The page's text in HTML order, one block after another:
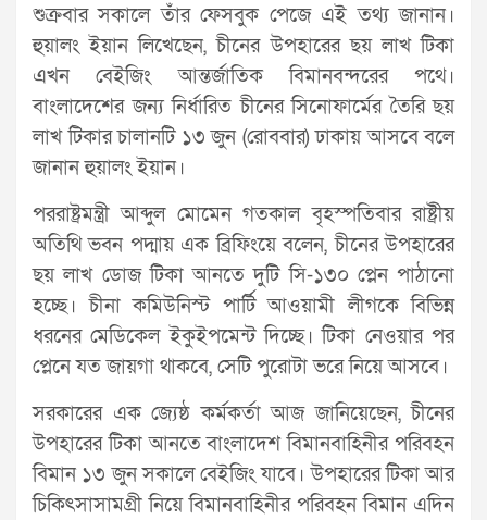
শুক্রবার সকালে তাঁর ফেসবুক পেজে এই তথ্য জানান।
হুয়ালং ইয়ান লিখেছেন, চীনের উপহারের ছয় লাখ টিকা
এখন বেইজিং আন্তর্জাতিক বিমানবন্দরের পথে।
বাংলাদেশের জন্য নির্ধারিত চীনের সিনোফার্মের তৈরি ছয়
লাখ টিকার চালানটি ১৩ জুন (রোববার) ঢাকায় আসবে বলে
জানান হুয়ালং ইয়ান।
পররাষ্ট্রমন্ত্রী আব্দুল মোমেন গতকাল বৃহস্পতিবার রাষ্ট্রীয়
অতিথি ভবন পদ্মায় এক ব্রিফিংয়ে বলেন, চীনের উপহারের
ছয় লাখ ডোজ টিকা আনতে দুটি সি-১৩০ প্লেন পাঠানো
হচ্ছে। চীনা কমিউনিস্ট পার্টি আওয়ামী লীগকে বিভিন্ন
ধরনের মেডিকেল ইকুইপমেন্ট দিচ্ছে। টিকা নেওয়ার পর
প্লেনে যত জায়গা থাকবে, সেটি পুরোটা ভরে নিয়ে আসবে।
সরকারের এক জ্যেষ্ঠ কর্মকর্তা আজ জানিয়েছেন, চীনের
উপহারের টিকা আনতে বাংলাদেশ বিমানবাহিনীর পরিবহন
বিমান ১৩ জুন সকালে বেইজিং যাবে। উপহারের টিকা আর
চিকিৎসাসামগ্রী নিয়ে বিমানবাহিনীর পরিবহন বিমান এদিন